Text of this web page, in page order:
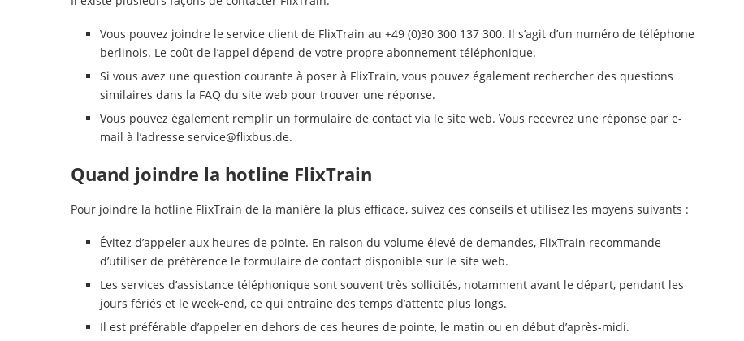
Vous pouvez joindre le service client de FlixTrain au +49 (0)30 300 137 300. Il s’agit d’un numéro de téléphone
berlinois. Le coût de l’appel dépend de votre propre abonnement téléphonique.
Si vous avez une question courante à poser à FlixTrain, vous pouvez également rechercher des questions
similaires dans la FAQ du site web pour trouver une réponse.
Vous pouvez également remplir un formulaire de contact via le site web. Vous recevrez une réponse par e-
mail à l’adresse service@flixbus.de.
Quand joindre la hotline FlixTrain
Pour joindre la hotline FlixTrain de la manière la plus efficace, suivez ces conseils et utilisez les moyens suivants :
Évitez d’appeler aux heures de pointe. En raison du volume élevé de demandes, FlixTrain recommande
d’utiliser de préférence le formulaire de contact disponible sur le site web.
Les services d’assistance téléphonique sont souvent très sollicités, notamment avant le départ, pendant les
jours fériés et le week-end, ce qui entraîne des temps d’attente plus longs.
Il est préférable d’appeler en dehors de ces heures de pointe, le matin ou en début d’après-midi.